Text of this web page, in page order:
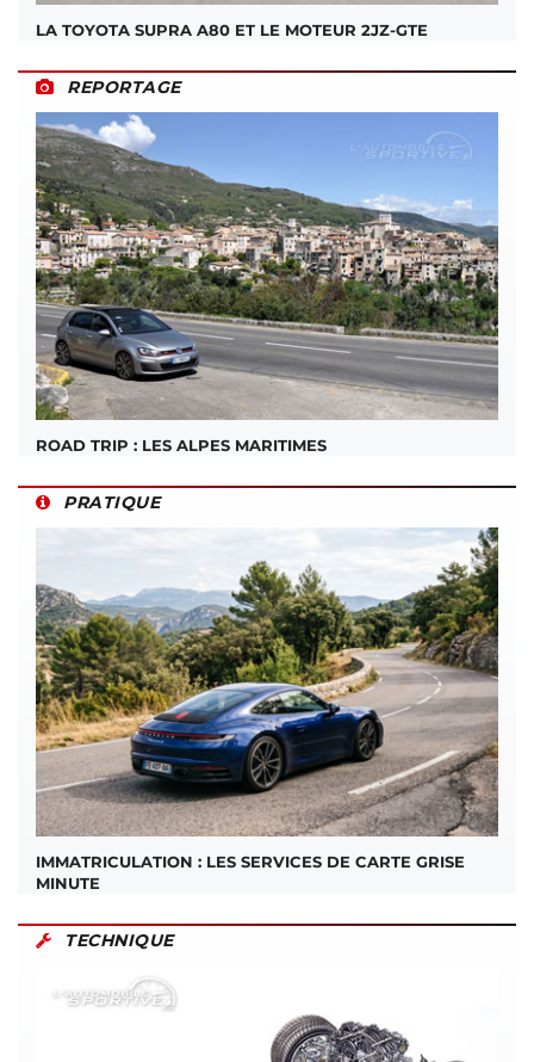
LA TOYOTA SUPRA A80 ET LE MOTEUR 2JZ-GTE
REPORTAGE
ROAD TRIP : LES ALPES MARITIMES
PRATIQUE
IMMATRICULATION : LES SERVICES DE CARTE GRISE
MINUTE
TECHNIQUE